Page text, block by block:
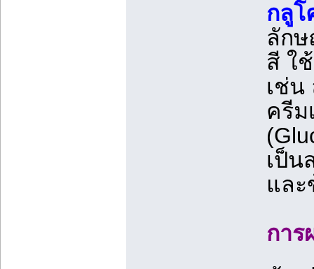
กลูโ
ลักษ
สี ใ
เช่น
ครีม
เป็น
แล
การ